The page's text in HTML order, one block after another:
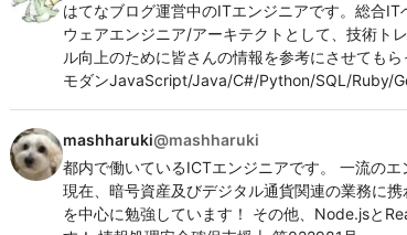
はてなブログ運営中のITエンジニアです。総合
ウェアエンジニア/アーキテクトとして、技術ト
ル向上のために皆さんの情報を参考にさせても
モダンJavaScript/Java/C#/Python/SQL/Ruby/
mashharuki@mashharuki
都内で働いているICTエンジニアです。 一流のエ
現在、暗号資産及びデジタル通貨関連の業務に
を中心に勉強しています！ その他、Node.jsと